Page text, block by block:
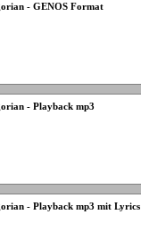
- GENOS Format
- Playback mp3
- Playback mp3 mit Lyrics